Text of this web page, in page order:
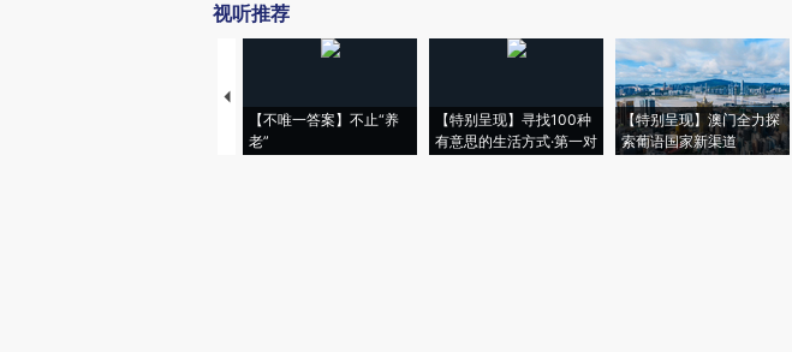
视听推荐
【不唯一答案】不止“养
老”
【特别呈现】寻找100种
有意思的生活方式·第一对
【特别呈现】澳门全力探
索葡语国家新渠道